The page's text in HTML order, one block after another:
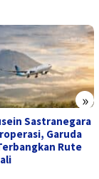
»
Kemendagri
Kelahiran Digital
Tangerang